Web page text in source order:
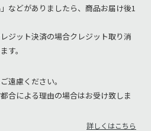
などがありましたら、商品お届け後1
ジット決済の場合クレジット取り消
す。
遠慮ください。
合による理由の場合はお受け致しま
詳しくはこちら